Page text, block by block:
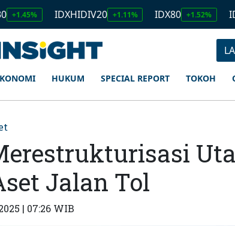
IDXHIDIV20 +1.11% IDX80 +1.52% IDXV30
HUKUM SPECIAL REPORT TOKOH
Jalan Tol
| 07:26 WIB